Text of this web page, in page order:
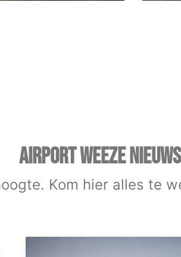
AIRPORT WEEZE
Kom hier alles te